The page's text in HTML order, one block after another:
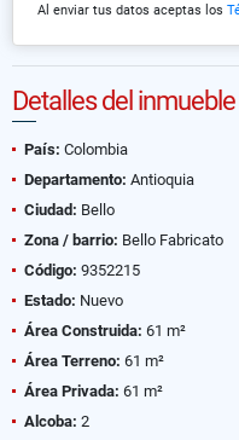
Al enviar tus datos aceptas los
Detalles del inmueble
País: Colombia
Departamento: Antioquia
Ciudad: Bello
Zona / barrio: Bello Fabricato
Código: 9352215
Estado: Nuevo
Área Construida: 61 m²
Área Terreno: 61 m²
Área Privada: 61 m²
Alcoba: 2